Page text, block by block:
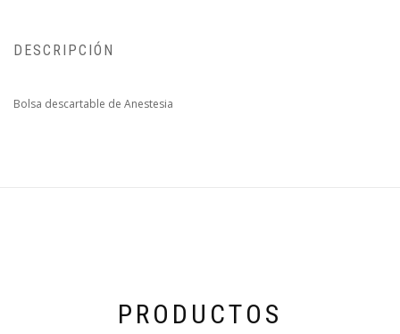
DESCRIPCIÓN
Bolsa descartable de Anestesia
PRODUCTOS